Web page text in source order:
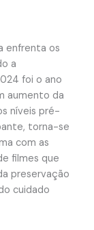
enfrenta os
a
foi o ano
aumento da
níveis pré-
torna-se
com as
filmes que
preservação
cuidado